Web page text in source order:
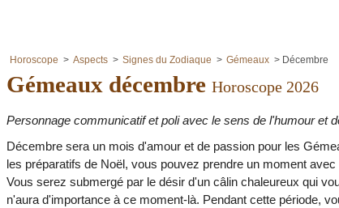
Horoscope Aspects Signes du Zodiaque Gémeaux Décembre
Gémeaux décembre Horoscope 2026
Personnage communicatif et poli avec le sens de l'humour et
Décembre sera un mois d'amour et de passion pour les
les préparatifs de Noël, vous pouvez prendre un moment
Vous serez submergé par le désir d'un câlin chaleureux qui
n'aura d'importance à ce moment-là. Pendant cette période,